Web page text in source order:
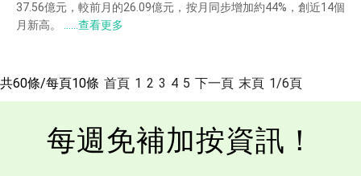
37.56億元，較前月的26.09億元，按月同步增加約44%，創近14個
月新高。 ……查看更多
共60條/每頁10條 首頁 1 2 3 4 5 下一頁 末頁 1/6頁
每週免補加按資訊！